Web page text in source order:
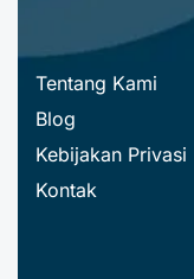
Tentang Kami
Blog
Kebijakan Privasi
Kontak